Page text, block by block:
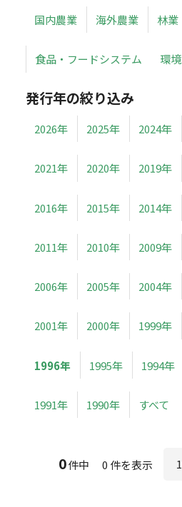
国内農業 海外農業 林業
食品・フードシステム 環境
発行年の絞り込み
2026年 2025年 2024年
2021年 2020年 2019年
2016年 2015年 2014年
2011年 2010年 2009年
2006年 2005年 2004年
2001年 2000年 1999年
1996年 1995年 1994年
1991年 1990年 すべて
0件中 0 件を表示